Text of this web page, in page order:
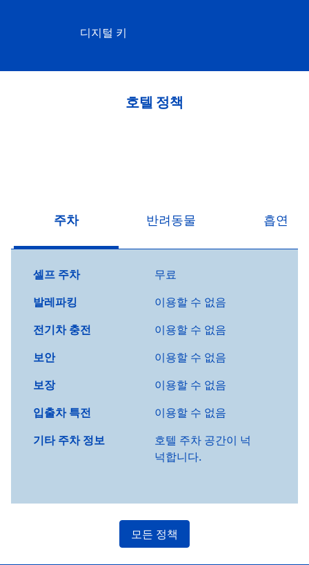
디지털 키
호텔 정책
주차 반려동물 흡연
셀프 주차
무료
발레파킹
이용할 수 없음
전기차 충전
이용할 수 없음
보안
이용할 수 없음
보장
이용할 수 없음
입출차 특전
이용할 수 없음
기타 주차 정보
호텔 주차 공간이 넉
넉합니다.
모든 정책